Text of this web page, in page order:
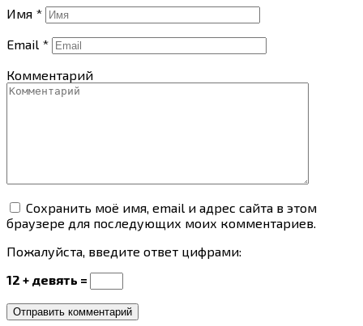
Имя *
Email *
Комментарий
Сохранить моё имя, email и адрес сайта в этом
браузере для последующих моих комментариев.
Пожалуйста, введите ответ цифрами:
12 + девять =